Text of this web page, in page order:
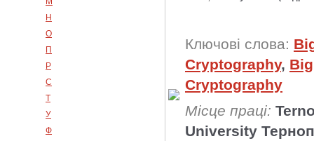
Н
О
П
Р
С
Т
У
Ф
Ключові слова:
Cryptography,
Cryptography
Місце праці:
University